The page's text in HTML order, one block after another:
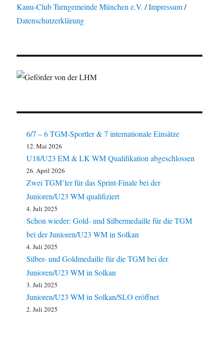
Kanu-Club Turngemeinde München e.V. /Impressum/
Datenschutzerklärung
6/7 – 6 TGM-Sportler & 7 internationale Einsätze
12. Mai 2026
U18/U23 EM & LK WM Qualifikation abgeschlossen
26. April 2026
Zwei TGM’ler für das Sprint-Finale bei der
Junioren/U23 WM qualifiziert
4. Juli 2025
Schon wieder: Gold- und Silbermedaille für die TGM
bei der Junioren/U23 WM in Solkan
4. Juli 2025
Silber- und Goldmedaille für die TGM bei der
Junioren/U23 WM in Solkan
3. Juli 2025
Junioren/U23 WM in Solkan/SLO eröffnet
2. Juli 2025